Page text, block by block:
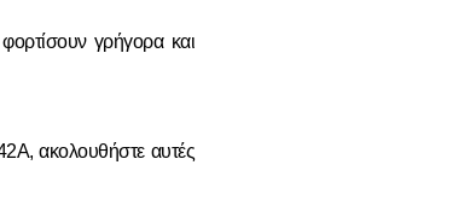
γρήγορα και
ακολουθήστε αυτές